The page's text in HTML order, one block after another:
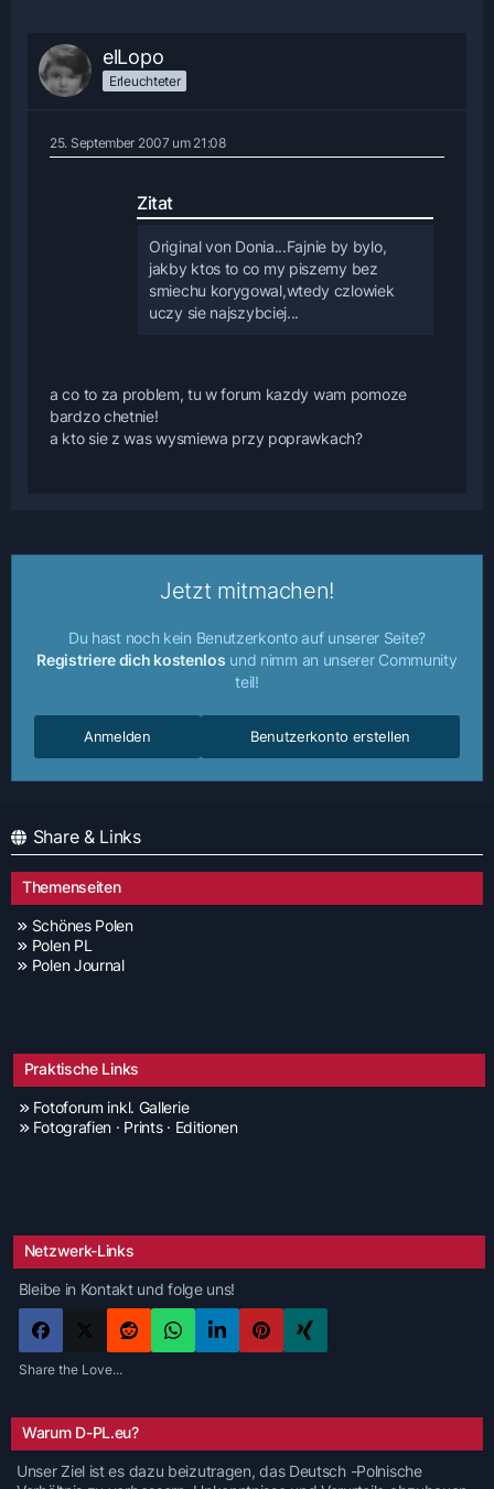
elLopo
Erleuchteter
25. September 2007 um 21:08
Zitat
Original von Donia...Fajnie by bylo,
jakby ktos to co my piszemy bez
smiechu korygowal,wtedy czlowiek
uczy sie najszybciej...
a co to za problem, tu w forum kazdy wam pomoze
bardzo chetnie!
a kto sie z was wysmiewa przy poprawkach?
Jetzt mitmachen!
Du hast noch kein Benutzerkonto auf unserer Seite?
Registriere dich kostenlos und nimm an unserer Community
teil!
Benutzerkonto erstellen
Anmelden
Share & Links
Themenseiten
Schönes Polen
Polen PL
Polen Journal
Praktische Links
Fotoforum inkl. Gallerie
Fotografien · Prints · Editionen
Netzwerk-Links
Bleibe in Kontakt und folge uns!
Share the Love...
Warum D-PL.eu?
Unser Ziel ist es dazu beizutragen, das Deutsch -Polnische